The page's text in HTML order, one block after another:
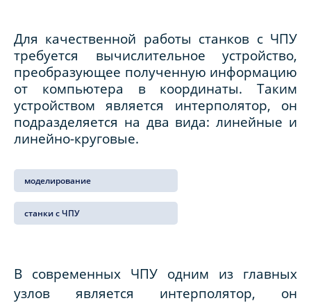
Для качественной работы станков с ЧПУ
требуется вычислительное устройство,
преобразующее полученную информацию
от компьютера в координаты. Таким
устройством является интерполятор, он
подразделяется на два вида: линейные и
линейно-круговые.
моделирование
станки с ЧПУ
В современных ЧПУ одним из главных
узлов является интерполятор, он